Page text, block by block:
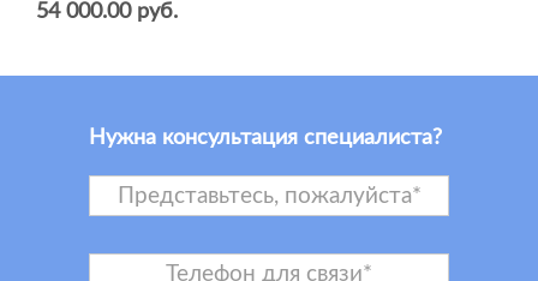
54 000.00 руб.
Нужна консультация специалиста?